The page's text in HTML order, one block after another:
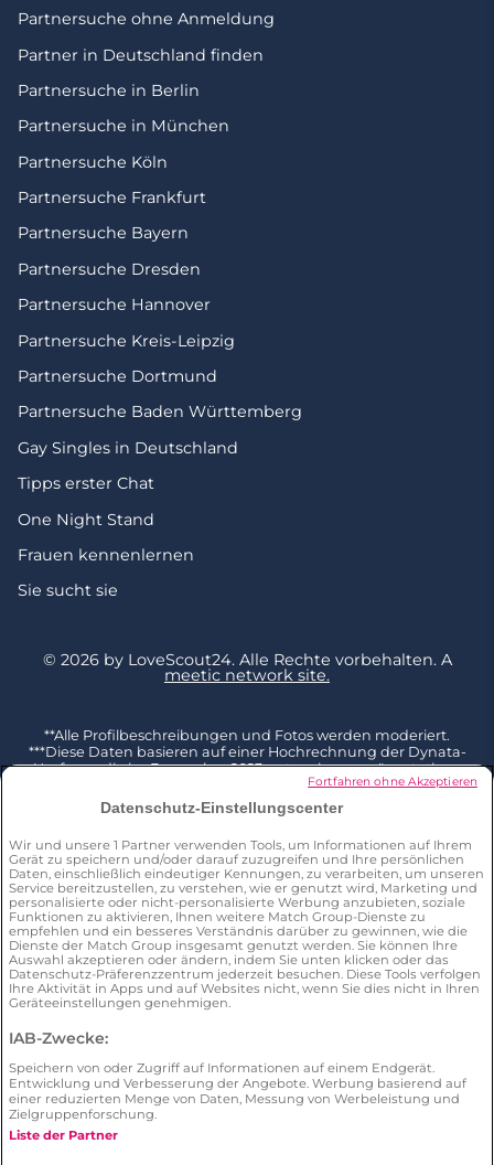
Partnersuche ohne Anmeldung
Partner in Deutschland finden
Partnersuche in Berlin
Partnersuche in München
Partnersuche Köln
Partnersuche Frankfurt
Partnersuche Bayern
Partnersuche Dresden
Partnersuche Hannover
Partnersuche Kreis-Leipzig
Partnersuche Dortmund
Partnersuche Baden Württemberg
Gay Singles in Deutschland
Tipps erster Chat
One Night Stand
Frauen kennenlernen
Sie sucht sie
© 2026 by LoveScout24. Alle Rechte vorbehalten.A
meetic network site.
**Alle Profilbeschreibungen und Fotos werden moderiert.
***Diese Daten basieren auf einer Hochrechnung der Dynata-
Umfrage, die im Dezember 2023 unter einer repräsentativen
Stichprobe von 2002 Befragten ab 18 Jahren in Deutschland
durchgeführt und mit der Gesamtbevölkerung dieser
Altersgruppe (Quelle Eurostat 2023) kombiniert wurde. 3 % der
kennengelernt zu haben F: Hast du jemals die folgenden
Aktionen mit jeder der folgenden, von dir genutzten Websites
und mobilen Apps ausgeführt, und sei es auch nur einmal? Ich
habe bereits jemanden über diese Website/App kennengelernt
****Die Daten basieren auf einer Hochrechnung der Dynata-
Umfrage, die im Dezember 2023 unter einer repräsentativen
Stichprobe von 2002 Befragten im Alter von 18+ Jahren in
Deutschland durchgeführt wurde. Von 74 LoveScout24-Nutzern
geben 78 % an, über LoveScout24 jemanden kennengelernt zu
haben. F: Hast du jemals die folgenden Aktionen mit jeder der
ausgeführt, und sei es auch nur einmal? Ich habe über diese
*****Umfrage von Dynata im Dezember 2023 unter einer
repräsentativen Stichprobe von 2002 Befragten ab 18 Jahren in
Deutschland. 25 % der Befragten geben an, bereits ein Date mit
jemandem gehabt zu haben, den sie über eine Online-Dating-
App kennengelernt haben. F: Hast du jemals die folgenden
Datenschutz-Einstellungscenter
Wir und unsere 1 Partner verwenden Tools, um Informationen auf Ihrem
Gerät zu speichern und/oder darauf zuzugreifen und Ihre persönlichen
Daten, einschließlich eindeutiger Kennungen, zu verarbeiten, um unseren
Service bereitzustellen, zu verstehen, wie er genutzt wird, Marketing und
personalisierte oder nicht-personalisierte Werbung anzubieten, soziale
Funktionen zu aktivieren, Ihnen weitere Match Group-Dienste zu
empfehlen und ein besseres Verständnis darüber zu gewinnen, wie die
Dienste der Match Group insgesamt genutzt werden. Sie können Ihre
Auswahl akzeptieren oder ändern, indem Sie unten klicken oder das
Datenschutz-Präferenzzentrum jederzeit besuchen. Diese Tools verfolgen
Ihre Aktivität in Apps und auf Websites nicht, wenn Sie dies nicht in Ihren
Geräteeinstellungen genehmigen.
IAB-Zwecke:
Speichern von oder Zugriff auf Informationen auf einem Endgerät.
Entwicklung und Verbesserung der Angebote. Werbung basierend auf
einer reduzierten Menge von Daten, Messung von Werbeleistung und
Zielgruppenforschung.
Liste der Partner
Fortfahren ohne Akzeptieren